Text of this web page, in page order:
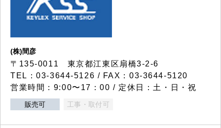
(株)間彦
〒135-0011 東京都江東区扇橋3-2-6
TEL：03-3644-5126 / FAX：03-3644-5120
営業時間：9:00〜17：00 / 定休日：土・日・祝
販売可 工事・取付可